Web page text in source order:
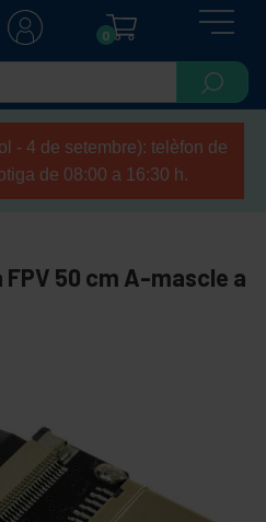
0
- 4 de setembre): telèfon de
de 08:00 a 16:30 h.
FPV 50 cm A-mascle a